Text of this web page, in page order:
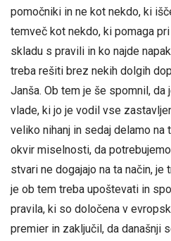
pomočniki in ne kot nekdo, ki
temveč kot nekdo, ki pomaga
skladu s pravili in ko najde
treba rešiti brez nekih dolgih
Janša. Ob tem je še spomnil,
vlade, ki jo je vodil vse
veliko nihanj in sedaj delamo
okvir miselnosti, da
stvari ne dogajajo na ta način,
je ob tem treba upoštevati in
pravila, ki so določena v
premier in zaključil, da današnji